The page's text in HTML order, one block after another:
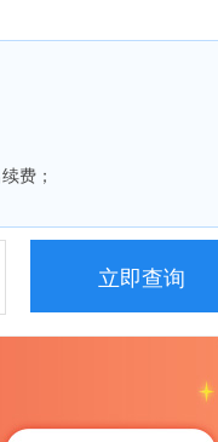
；
立即查询